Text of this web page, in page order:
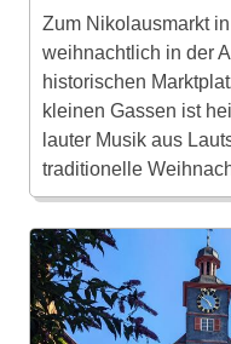
Zum Nikolausmarkt
weihnachtlich in der
historischen
kleinen Gassen ist
lauter Musik aus
traditionelle